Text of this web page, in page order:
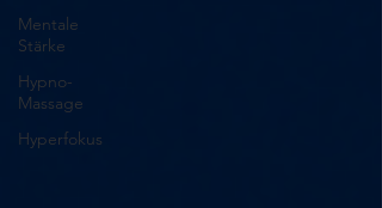
Mentale
Stärke
Hypno-
Massage
Hyperfokus